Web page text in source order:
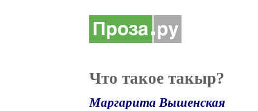
Что такое такыр?
Маргарита Вышенская